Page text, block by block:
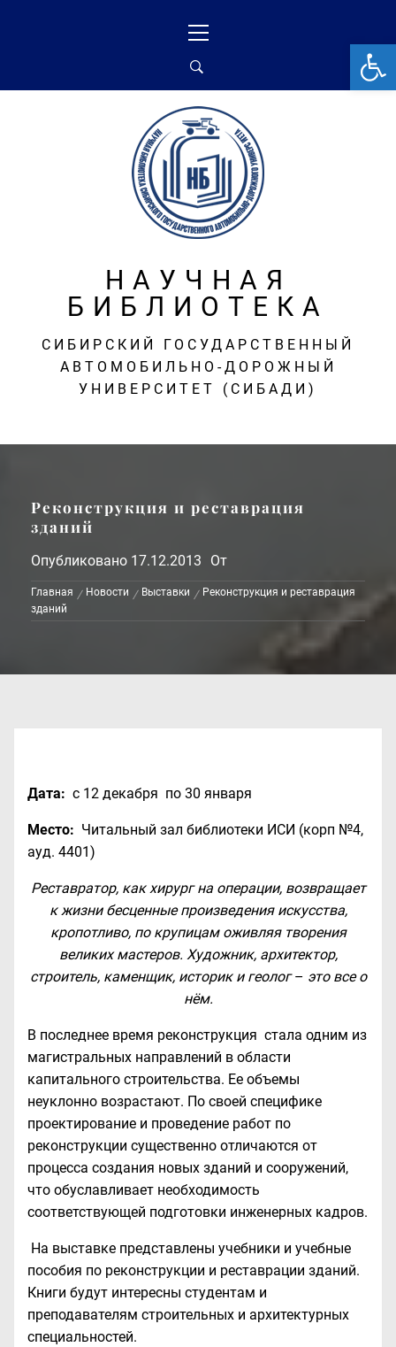
меню
НАУЧНАЯ
БИБЛИОТЕКА
СИБИРСКИЙ ГОСУДАРСТВЕННЫЙ
АВТОМОБИЛЬНО-ДОРОЖНЫЙ
УНИВЕРСИТЕТ (СИБАДИ)
Реконструкция и реставрация
зданий
Опубликовано 17.12.2013 От
Главная Новости Выставки
Реконструкция и реставрация
зданий
Дата: с 12 декабря по 30 января
Место: Читальный зал библиотеки ИСИ (корп №4,
ауд. 4401)
Реставратор, как хирург наоперации, возвращает
к жизни бесценные произведения искусства,
кропотливо, по крупицам оживляя творения
великих мастеров. Художник, архитектор,
строитель, каменщик, историк и геолог– это все о
нём.
В последнее время реконструкция стала одним из
магистральных направлений в области
капитального строительства. Ее объемы
неуклонно возрастают. По своей специфике
проектирование и проведение работ по
реконструкции существенно отличаются от
процесса создания новых зданий и сооружений,
что обуславливает необходимость
соответствующей подготовки инженерных кадров.
На выставке представлены учебники и учебные
пособия по реконструкции и реставрации зданий.
Книги будут интересны студентам и
преподавателям строительных и архитектурных
специальностей.